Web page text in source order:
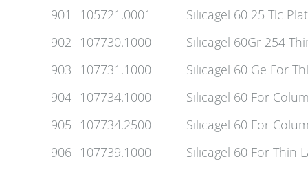
901
105721.0001
Sılıcagel 60 25 Tlc
902
107730.1000
Sılıcagel 60Gr 254
903
107731.1000
Sılıcagel 60 Ge For
904 107734.1000
Sılıcagel 60 For
905
107734.2500
Sılıcagel 60 For
906 107739.1000
Sılıcagel 60 For